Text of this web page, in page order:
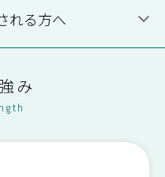
外 科
れる方へ
外来受診について
み